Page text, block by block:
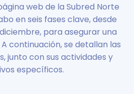
web de la Subred Norte
en seis fases clave, desde
para asegurar una
continuación, se detallan las
junto con sus actividades y
específicos.